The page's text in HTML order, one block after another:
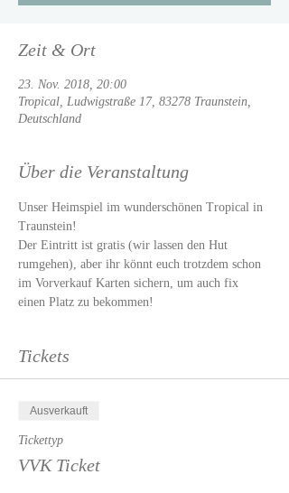
Zeit & Ort
23. Nov. 2018, 20:00
Tropical, Ludwigstraße 17, 83278 Traunstein,
Deutschland
Über die Veranstaltung
Unser Heimspiel im wunderschönen Tropical in
Traunstein!
Der Eintritt ist gratis (wir lassen den Hut
rumgehen), aber ihr könnt euch trotzdem schon
im Vorverkauf Karten sichern, um auch fix
einen Platz zu bekommen!
Tickets
Ausverkauft
Tickettyp
VVK Ticket